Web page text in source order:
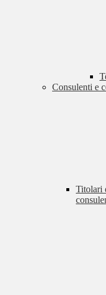
Consulenti e
Titolari